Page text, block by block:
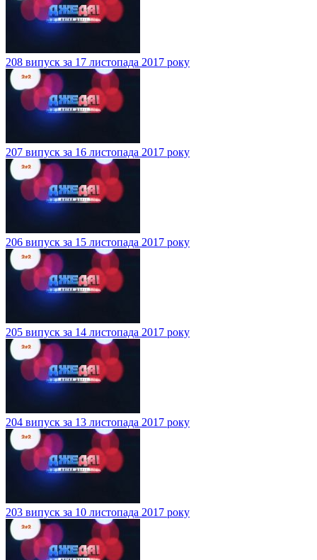
208 випуск за 17 листопада 2017 року
207 випуск за 16 листопада 2017 року
206 випуск за 15 листопада 2017 року
205 випуск за 14 листопада 2017 року
204 випуск за 13 листопада 2017 року
203 випуск за 10 листопада 2017 року